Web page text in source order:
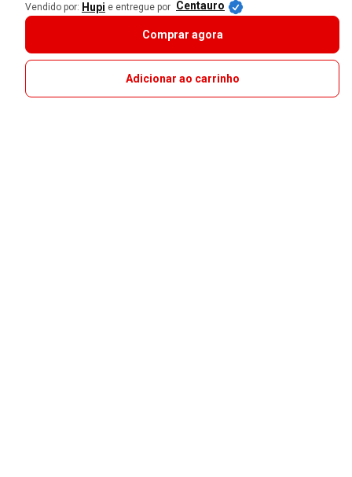
Vendido por: Hupi e entregue por Centauro
Comprar agora
Adicionar ao carrinho